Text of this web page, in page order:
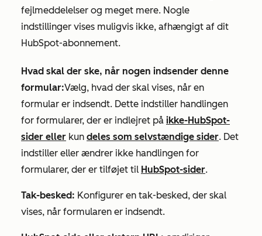
fejlmeddelelser og meget mere. Nogle
indstillinger vises muligvis ikke, afhængigt af dit
HubSpot-abonnement.
Hvad skal der ske, når nogen indsender denne
formular:Vælg, hvad der skal vises, når en
formular er indsendt. Dette indstiller handlingen
for formularer, der er indlejret på ikke-HubSpot-
sider eller kun deles som selvstændige sider. Det
indstiller eller ændrer ikke handlingen for
formularer, der er tilføjet til HubSpot-sider.
Tak-besked: Konfigurer en tak-besked, der skal
vises, når formularen er indsendt.